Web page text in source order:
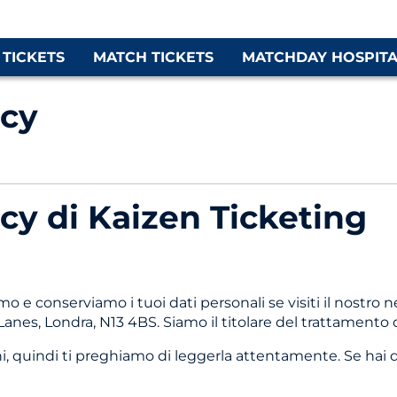
MATCH TICKETS MATCHDAY
di Kaizen Ticketing
e conserviamo i tuoi dati personali se visiti il nostro
Londra, N13 4BS. Siamo il titolare del
quindi ti preghiamo di leggerla attentamente. Se hai